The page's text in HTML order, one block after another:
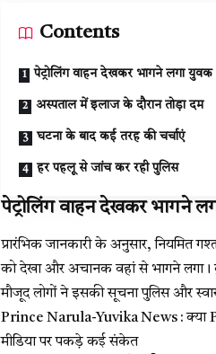
Contents
पेट्रोलिंग वाहन देखकर भागने लगा युवक
अस्पताल में इलाज के दौरान तोड़ा दम
घटना के बाद कई तरह की चर्चाएं
हर पहलू से जांच कर रही पुलिस
पेट्रोलिंग वाहन देखकर भागने
प्रारंभिक जानकारी के अनुसार, नियमित
को देखा और अचानक वहां से भागने लगा।
मौजूद लोगों ने इसकी सूचना पुलिस और
Prince Narula-Yuvika News : क्या
मीडिया पर पकड़े कई संकेत